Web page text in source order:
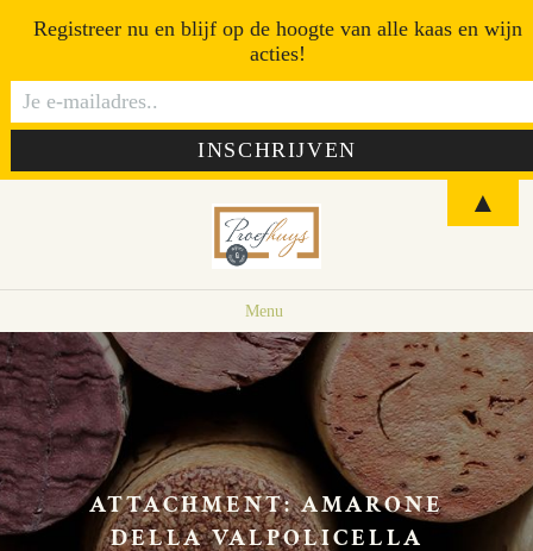
Menu
ATTACHMENT: AMARONE
DELLA VALPOLICELLA
Registreer nu en blijf op de hoogte van alle kaas en wijn
acties!
▲